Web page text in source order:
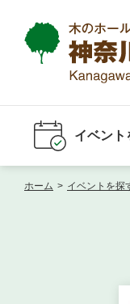
イベント
ホーム > イベントを探